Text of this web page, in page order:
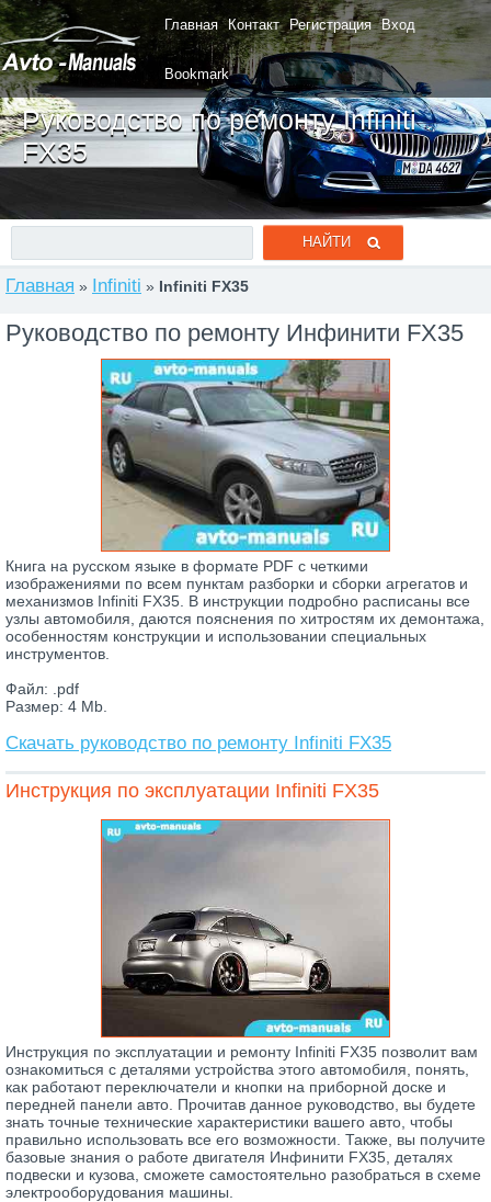
Главная Контакт Регистрация Вход
Bookmark
Руководство по ремонту Infiniti
FX35
Главная » Infiniti » Infiniti FX35
Руководство по ремонту Инфинити FX35
Книга на русском языке в формате PDF с четкими
изображениями по всем пунктам разборки и сборки агрегатов и
механизмов Infiniti FX35. В инструкции подробно расписаны все
узлы автомобиля, даются пояснения по хитростям их демонтажа,
особенностям конструкции и использовании специальных
инструментов.
Файл: .pdf
Размер: 4 Mb.
Скачать руководство по ремонту Infiniti FX35
Инструкция по эксплуатации Infiniti FX35
Инструкция по эксплуатации и ремонту Infiniti FX35 позволит вам
ознакомиться с деталями устройства этого автомобиля, понять,
как работают переключатели и кнопки на приборной доске и
передней панели авто. Прочитав данное руководство, вы будете
знать точные технические характеристики вашего авто, чтобы
правильно использовать все его возможности. Также, вы получите
базовые знания о работе двигателя Инфинити FX35, деталях
подвески и кузова, сможете самостоятельно разобраться в схеме
электрооборудования машины.